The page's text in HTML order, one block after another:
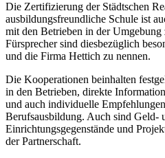
Die Zertifizierung der Städtschen
ausbildungsfreundliche Schule ist
mit den Betrieben in der
Fürsprecher sind diesbezüglich
und die Firma Hettich zu nennen.
Die Kooperationen beinhalten
in den Betrieben, direkte
und auch individuelle
Berufsausbildung. Auch sind Geld-
Einrichtungsgegenstände und
der Partnerschaft.